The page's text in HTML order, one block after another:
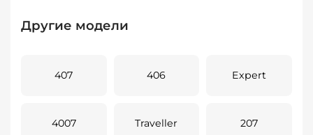
Другие модели
407 406 Expert
4007 Traveller 207